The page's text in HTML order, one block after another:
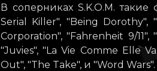
В соперниках S.K.O.M.
Serial Killer", "Being Dorothy",
Corporation", "Fahrenheit 9/
"Juvies", "La Vie Comme Elle
Out", "The Take", и "Word Wars".